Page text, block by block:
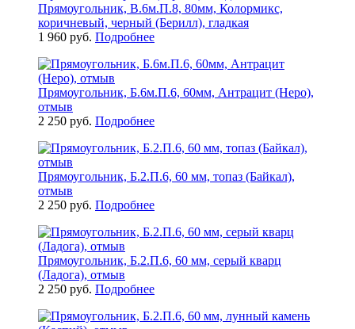
Прямоугольник, В.6м.П.8, 80мм, Колормикс,
коричневый, черный (Берилл), гладкая
1 960 руб. Подробнее
Прямоугольник, Б.6м.П.6, 60мм, Антрацит (Неро),
отмыв
2 250 руб. Подробнее
Прямоугольник, Б.2.П.6, 60 мм, топаз (Байкал),
отмыв
2 250 руб. Подробнее
Прямоугольник, Б.2.П.6, 60 мм, серый кварц
(Ладога), отмыв
2 250 руб. Подробнее